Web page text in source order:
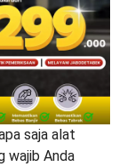
saja alat
wajib Anda